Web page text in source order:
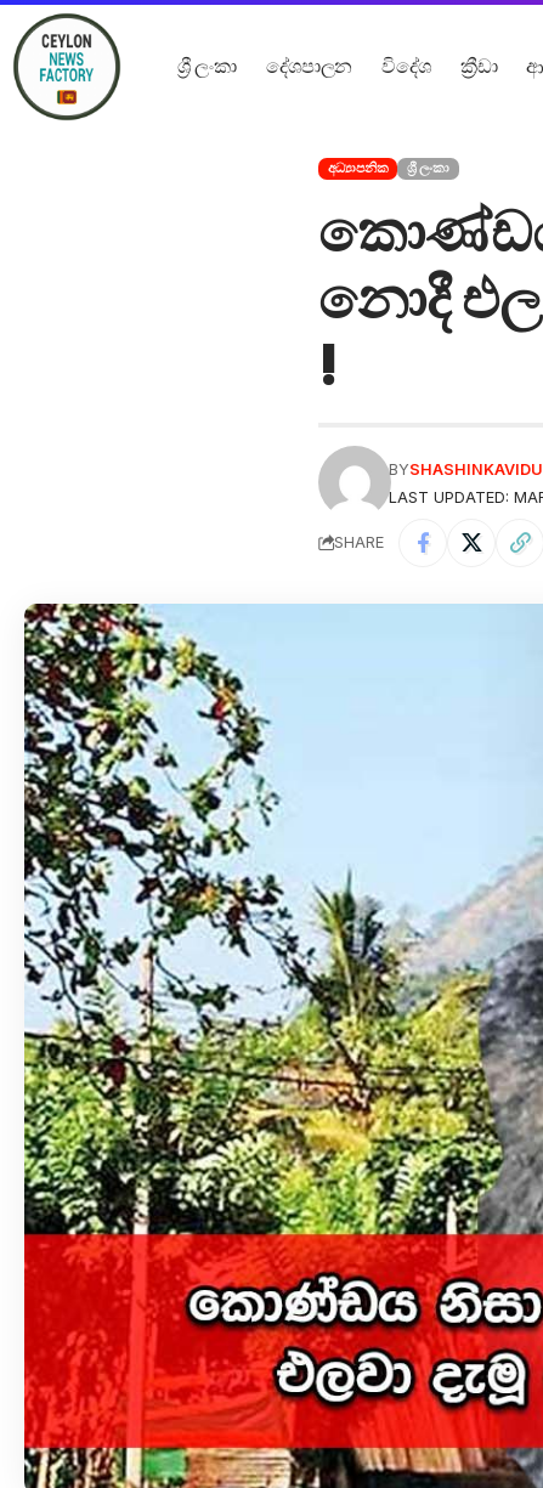
ශ්‍රී ලංකා දේශපාලන විදේශ ක්‍රීඩා
අධ්‍යාපනික ශ්‍රී ලංකා
කොණ්ඩය
නොදී
!
LAST UPDATED:
BY
SHARE